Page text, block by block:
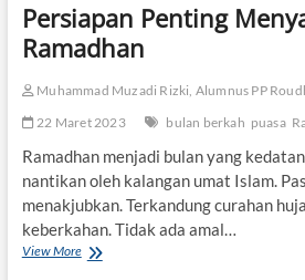
a
r
a
t
r
R
m
a
j
a
Persiapan Penting
Ramadhan
Muhammad Muzadi Rizki, Alumnus PP
22 Maret 2023
bulan berkah puasa
Ramadhan menjadi bulan yang
nantikan oleh kalangan umat Islam.
menakjubkan. Terkandung curahan
keberkahan. Tidak ada amal…
View MoreP